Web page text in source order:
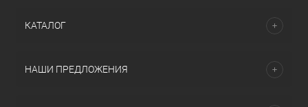
КАТАЛОГ
НАШИ ПРЕДЛОЖЕНИЯ